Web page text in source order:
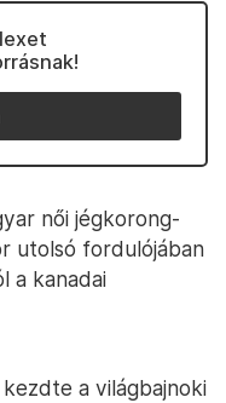
női jégkorong-
utolsó fordulójában
a kanadai
a világbajnoki